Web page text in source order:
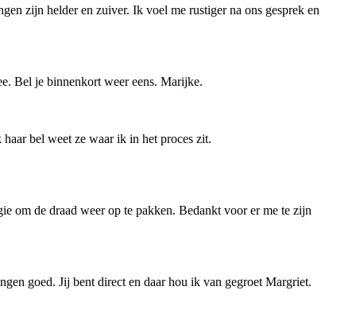
zijn helder en zuiver. Ik voel me rustiger na ons gesprek en
Bel je binnenkort weer eens. Marijke.
bel weet ze waar ik in het proces zit.
om de draad weer op te pakken. Bedankt voor er me te zijn
goed. Jij bent direct en daar hou ik van gegroet Margriet.